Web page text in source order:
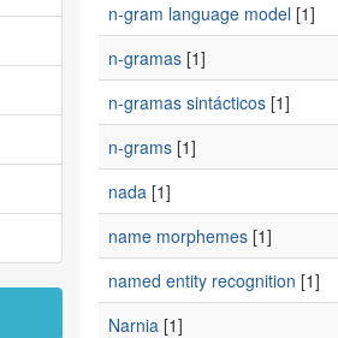
n-gram language model[1]
n-gramas[1]
n-gramas sintácticos[1]
n-grams[1]
nada[1]
name morphemes[1]
named entity recognition [1]
Narnia[1]